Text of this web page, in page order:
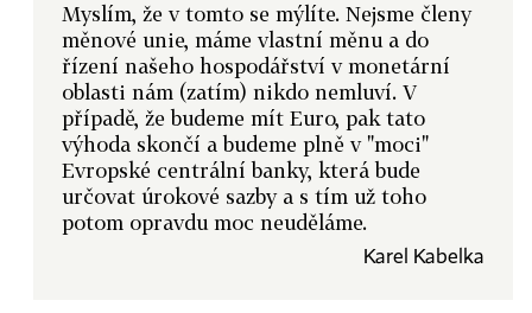
Myslím, že v tomto se mýlíte. Nejsme členy
měnové unie, máme vlastní měnu a do
řízení našeho hospodářství v monetární
oblasti nám (zatím) nikdo nemluví. V
případě, že budeme mít Euro, pak tato
výhoda skončí a budeme plně v "moci"
Evropské centrální banky, která bude
určovat úrokové sazby a s tím už toho
potom opravdu moc neuděláme.
Karel Kabelka